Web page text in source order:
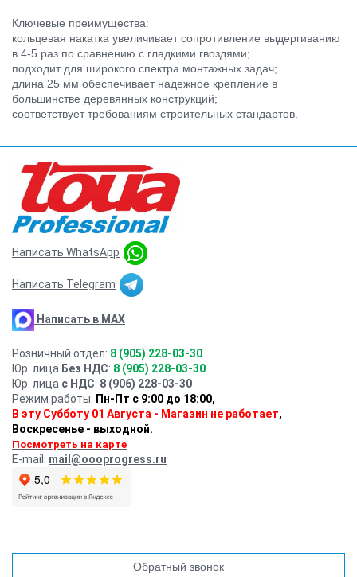
Ключевые преимущества:
кольцевая накатка увеличивает сопротивление выдергиванию
в 4-5 раз по сравнению с гладкими гвоздями;
подходит для широкого спектра монтажных задач;
длина 25 мм обеспечивает надежное крепление в
большинстве деревянных конструкций;
соответствует требованиям строительных стандартов.
Написать WhatsApp
Написать Telegram
Написать в MAX
Розничный отдел: 8 (905) 228-03-30
Юр. лица Без НДС: 8 (905) 228-03-30
Юр. лица с НДС: 8 (906) 228-03-30
Режим работы: Пн-Пт с 9:00 до 18:00,
В эту Субботу 01 Августа - Магазин не работает,
Воскресенье - выходной.
Посмотреть на карте
E-mail: mail@oooprogress.ru
Обратный звонок